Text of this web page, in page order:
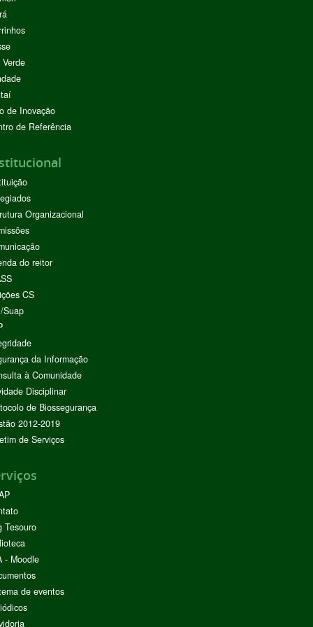
de Inovação
de Referência
Organizacional
do reitor
CS
Suap
da Informação
à Comunidade
Disciplinar
de Biossegurança
2012-2019
de Serviços
Tesouro
- Moodle
de eventos